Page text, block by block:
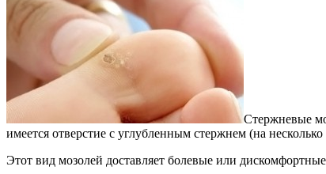
Стержневые
имеется отверстие с углубленным стержнем (на
Этот вид мозолей доставляет болевые или